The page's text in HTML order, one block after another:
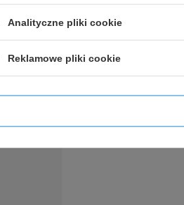
Analityczne pliki cookie
Reklamowe pliki cookie